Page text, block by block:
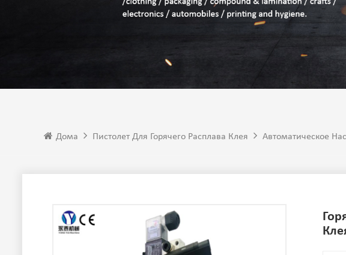
Дома Пистолет Для Горячего Расплава Клея Автоматическое